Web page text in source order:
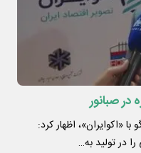
«اکوایران»، اظهار کرد: